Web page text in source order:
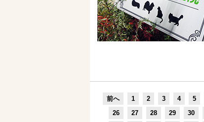
前へ 1 2 3 4 5
26
27 28 29 30